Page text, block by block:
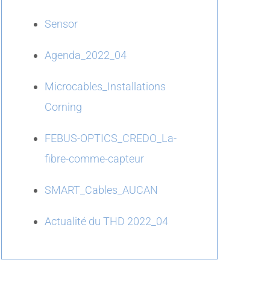
Sensor
Agenda_2022_04
Microcables_Installations
Corning
FEBUS-OPTICS_CREDO_La-
fibre-comme-capteur
SMART_Cables_AUCAN
Actualité du THD 2022_04